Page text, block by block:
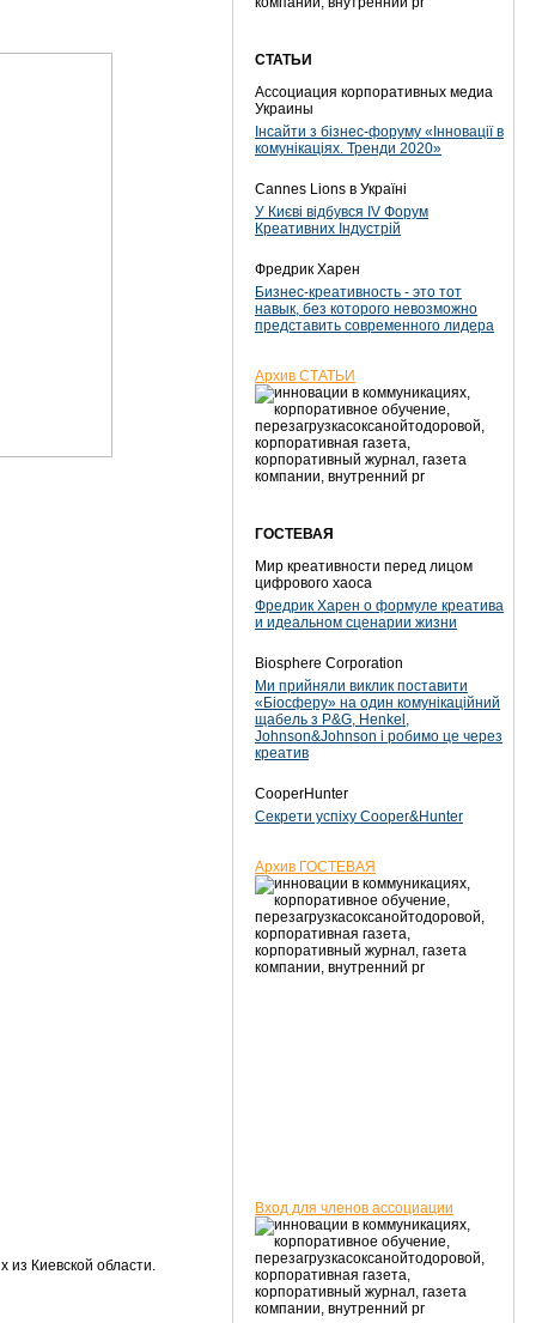
из Киевской области.
СТАТЬИ
Ассоциация корпоративных медиа
Украины
Інсайти з бізнес-форуму «Інновації в
комунікаціях. Тренди 2020»
Cannes Lions в Україні
У Києві відбувся IV Форум
Креативних Індустрій
Фредрик Харен
Бизнес-креативность - это тот
навык, без которого невозможно
представить современного лидера
Архив СТАТЬИ
ГОСТЕВАЯ
Мир креативности перед лицом
цифрового хаоса
Фредрик Харен о формуле креатива
и идеальном сценарии жизни
Biosphere Corporation
Ми прийняли виклик поставити
«Біосферу» на один комунікаційний
щабель з P&G, Henkel,
Johnson&Johnson і робимо це через
креатив
CooperHunter
Секрети успіху Cooper&Hunter
Архив ГОСТЕВАЯ
Вход для членов ассоциации